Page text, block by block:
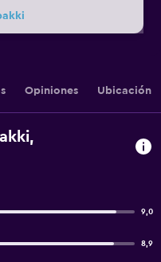
Opiniones Ubicación
9,0
8,9